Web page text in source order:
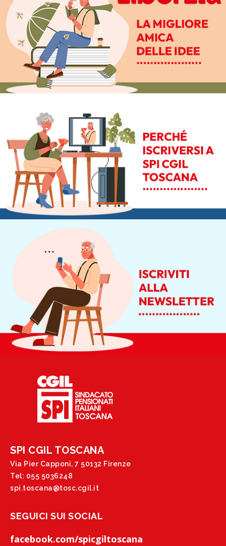
SPI CGIL TOSCANA
Via Pier Capponi, 7 50132 Firenze
Tel: 055 5036248
spi.toscana@tosc.cgil.it
SEGUICI SUI SOCIAL
facebook.com/spicgiltoscana